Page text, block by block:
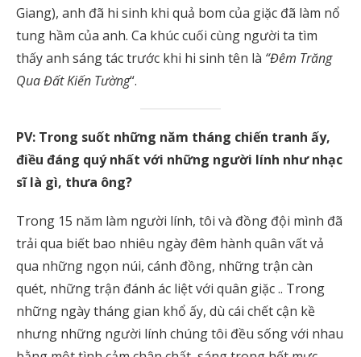
Giang), anh đã hi sinh khi quả bom của giặc đã làm nổ
tung hầm của anh. Ca khúc cuối cùng người ta tìm
thấy anh sáng tác trước khi hi sinh tên là “Đêm Trăng
Qua Đất Kiến Tường“.
PV: Trong suốt những năm tháng chiến tranh ấy,
điều đáng quý nhất với những người lính như nhạc
sĩ là gì, thưa ông?
Trong 15 năm làm người lính, tôi và đồng đội mình đã
trải qua biết bao nhiêu ngày đêm hành quân vất vả
qua những ngọn núi, cánh đồng, những trận càn
quét, những trận đánh ác liệt với quân giặc .. Trong
những ngày tháng gian khổ ấy, dù cái chết cận kề
nhưng những người lính chúng tôi đều sống với nhau